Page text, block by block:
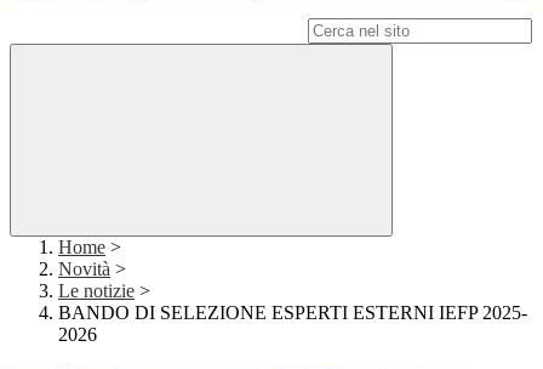
Home >
Novità >
Le notizie >
BANDO DI SELEZIONE ESPERTI ESTERNI IEFP 2025-
2026